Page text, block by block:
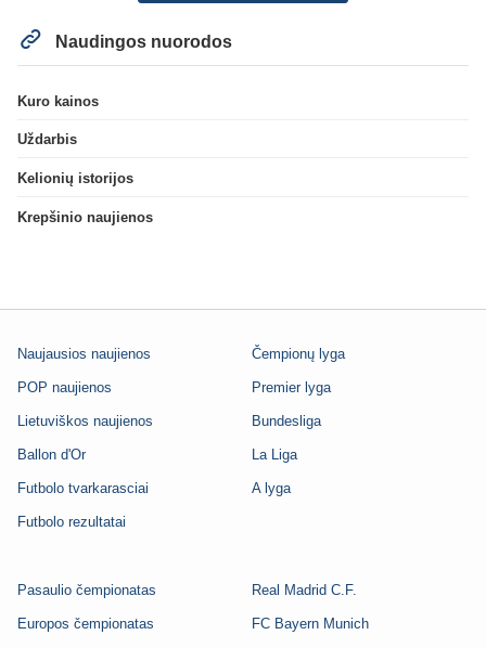
Naudingos nuorodos
Kuro kainos
Uždarbis
Kelionių istorijos
Krepšinio naujienos
Naujausios naujienos
POP naujienos
Lietuviškos naujienos
Ballon d'Or
Futbolo tvarkarasciai
Futbolo rezultatai
Čempionų lyga
Premier lyga
Bundesliga
La Liga
A lyga
Pasaulio čempionatas
Europos čempionatas
Real Madrid C.F.
FC Bayern Munich